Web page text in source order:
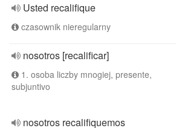
Usted recalifique
czasownik nieregularny
nosotros [recalificar]
1. osoba liczby mnogiej, presente,
subjuntivo
nosotros recalifiquemos